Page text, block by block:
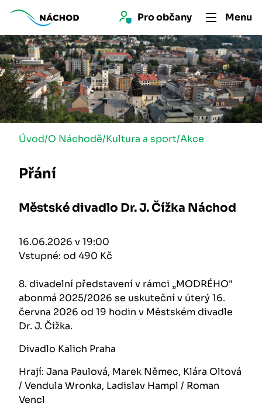
Pro občany Menu
Úvod/O Náchodě/Kultura a sport/Akce
Přání
Městské divadlo Dr. J. Čížka Náchod
16.06.2026 v 19:00
Vstupné: od 490 Kč
8. divadelní představení v rámci „MODRÉHO"
abonmá 2025/2026 se uskuteční v úterý 16.
června 2026 od 19 hodin v Městském divadle
Dr. J. Čížka.
Divadlo Kalich Praha
Hrají: Jana Paulová, Marek Němec, Klára Oltová
/ Vendula Wronka, Ladislav Hampl / Roman
Vencl